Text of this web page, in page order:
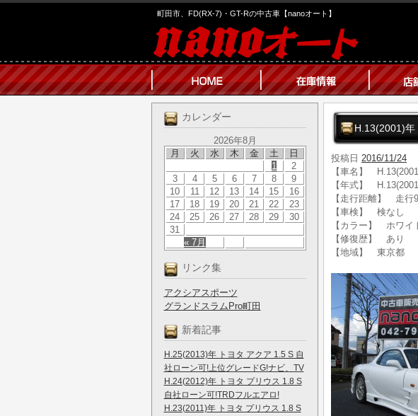
町田市、FD(RX-7)・GT-Rの中古車【nanoオート】
カレンダー
2026年8月
月
火 水 木 金 土 日
« 7月
1
2
3
4 5 6 7 8
9
10
11 12 13 14 15
16
17
18 19 20 21 22
23
24
25 26 27 28 29
30
31
リンク集
アクシアスポーツ
グランドスラムPro町田
新着記事
H.25(2013)年 トヨタ アクア 1.5 S 自
社ローン可!上位グレードG!ナビ、TV
H.24(2012)年 トヨタ プリウス 1.8 S
自社ローン可!TRDフルエアロ!
H.23(2011)年 トヨタ プリウス 1.8 S
H.13(2001)年
投稿日 2016/11/24
【車名】
【年式】
【走行距離】 走行
【車検】 検なし
【カラー】 ホワイ
【修復歴】 あり
【地域】 東京都